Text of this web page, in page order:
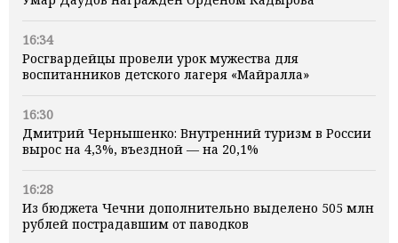
16:34
Росгвардейцы провели урок мужества для
воспитанников детского лагеря «Майралла»
16:30
Дмитрий Чернышенко: Внутренний туризм в России
вырос на 4,3%, въездной — на 20,1%
16:28
Из бюджета Чечни дополнительно выделено 505 млн
рублей пострадавшим от паводков